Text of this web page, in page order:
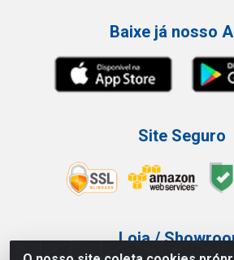
Baixe já nosso
Site Seguro
Loja /